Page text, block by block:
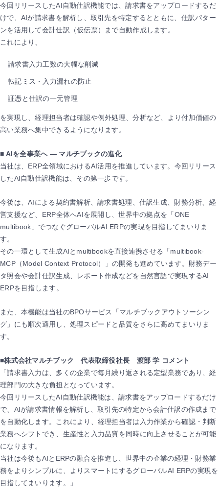
今回リリースしたAI自動仕訳機能では、請求書をアップロードするだ
けで、AIが請求書を解析し、取引先を特定するとともに、仕訳パター
ンを活用して会計仕訳（仮伝票）まで自動作成します。
これにより、
請求書入力工数の大幅な削減
転記ミス・入力漏れの防止
証憑と仕訳の一元管理
を実現し、経理担当者は確認や例外処理、分析など、より付加価値の
高い業務へ集中できるようになります。
■ AIを全事業へ ― マルチブックの進化
当社は、ERP全領域におけるAI活用を推進しています。今回リリース
したAI自動仕訳機能は、その第一歩です。
今後は、AIによる契約書解析、請求書処理、仕訳生成、財務分析、経
営支援など、ERP全体へAIを展開し、世界中の拠点を「ONE
multibook」でつなぐグローバルAI ERPの実現を目指してまいりま
す。
その一環として生成AIとmultibookを直接連携させる「multibook-
MCP（Model Context Protocol）」の開発も進めています。財務デー
タ照会や会計仕訳生成、レポート作成などを自然言語で実現するAI
ERPを目指します。
また、本機能は当社のBPOサービス「マルチブックアウトソーシン
グ」にも順次適用し、処理スピードと品質をさらに高めてまいりま
す。
■株式会社マルチブック 代表取締役社長 渡部 学 コメント
「請求書入力は、多くの企業で毎月繰り返される定型業務であり、経
理部門の大きな負担となっています。
今回リリースしたAI自動仕訳機能は、請求書をアップロードするだけ
で、AIが請求書情報を解析し、取引先の特定から会計仕訳の作成まで
を自動化します。これにより、経理担当者は入力作業から確認・判断
業務へシフトでき、生産性と入力品質を同時に向上させることが可能
になります。
当社は今後もAIとERPの融合を推進し、世界中の企業の経理・財務業
務をよりシンプルに、よりスマートにするグローバルAI ERPの実現を
目指してまいります。」